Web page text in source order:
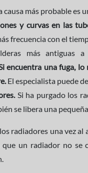
causa más probable es
y curvas en las
frecuencia con el
más antiguas a
encuentra una fuga,
El especialista puede
Si ha purgado los
se libera una
radiadores una vez
un radiador no se